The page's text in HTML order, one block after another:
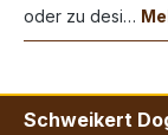
oder zu desi…
Schweikert